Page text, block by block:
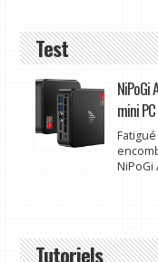
Test
NiPoGi
mini
NiPoGi
Tutoriels